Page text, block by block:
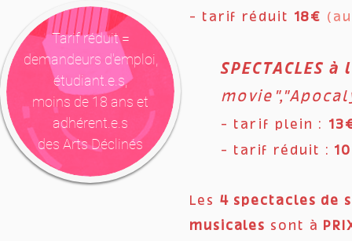
- tarif réduit 18€
SPECTACLES
- tarif plein :
- tarif réduit :
Les 4 spectacles de
musicales sont à
Tarif réduit =
demandeurs d'emploi,
étudiant.e.s,
moins de 18 ans et
adhérent.e.s
des Arts Déclinés